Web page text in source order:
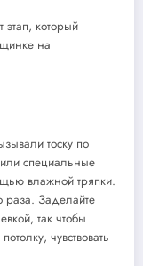
этап, который
на
тоску по
специальные
влажной тряпки.
раза. Заделайте
так чтобы
чувствовать